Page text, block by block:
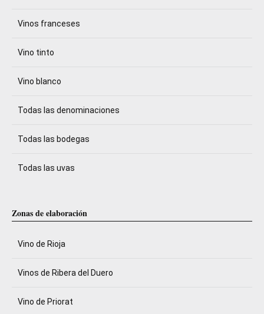
Vinos franceses
Vino tinto
Vino blanco
Todas las denominaciones
Todas las bodegas
Todas las uvas
Zonas de elaboración
Vino de Rioja
Vinos de Ribera del Duero
Vino de Priorat